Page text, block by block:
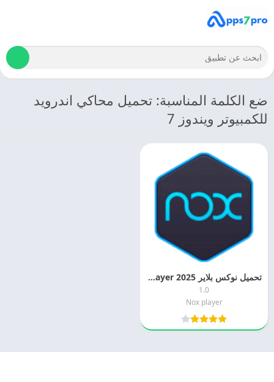
ضع الكلمة المناسبة: تحميل محاكي اندرويد
للكمبيوتر ويندوز 7
تحميل نوكس بلاير 2025 Nox Player مجانا
1.0
Nox player